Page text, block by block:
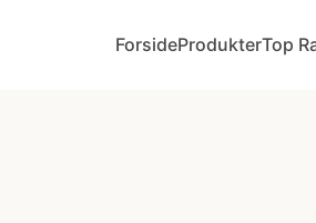
ForsideProdukterTop